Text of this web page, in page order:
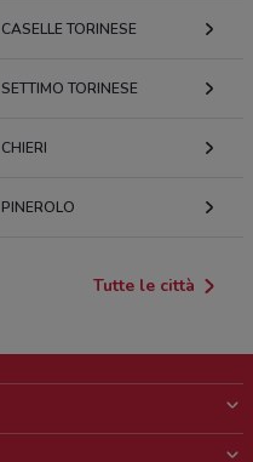
CASELLE TORINESE
SETTIMO TORINESE
CHIERI
PINEROLO
Tutte le città